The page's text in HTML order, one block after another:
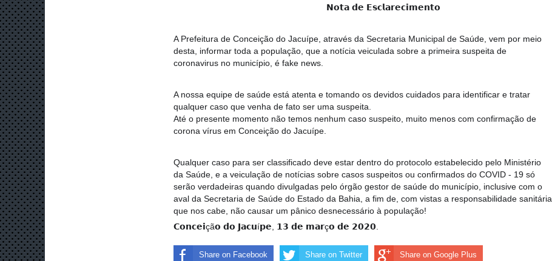
𝗡𝗼𝘁𝗮 𝗱𝗲 𝗘𝘀𝗰𝗹𝗮𝗿𝗲𝗰𝗶𝗺𝗲𝗻𝘁𝗼
A Prefeitura de Conceição do Jacuípe, através da Secretaria Municipal de Saúde, vem por meio
desta, informar toda a população, que a notícia veiculada sobre a primeira suspeita de
coronavirus no município, é fake news.
A nossa equipe de saúde está atenta e tomando os devidos cuidados para identificar e tratar
qualquer caso que venha de fato ser uma suspeita.
Até o presente momento não temos nenhum caso suspeito, muito menos com confirmação de
corona vírus em Conceição do Jacuípe.
Qualquer caso para ser classificado deve estar dentro do protocolo estabelecido pelo Ministério
da Saúde, e a veiculação de notícias sobre casos suspeitos ou confirmados do COVID - 19 só
serão verdadeiras quando divulgadas pelo órgão gestor de saúde do município, inclusive com o
aval da Secretaria de Saúde do Estado da Bahia, a fim de, com vistas a responsabilidade sanitária
que nos cabe, não causar um pânico desnecessário à população!
𝗖𝗼𝗻𝗰𝗲𝗶çã𝗼 𝗱𝗼 𝗝𝗮𝗰𝘂í𝗽𝗲, 𝟭𝟯 𝗱𝗲 𝗺𝗮𝗿ç𝗼 𝗱𝗲 𝟮𝟬𝟮𝟬.
Share on Facebook Share on Twitter Share on Google Plus